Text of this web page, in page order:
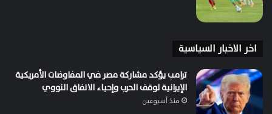
اخر الاخبار السياسية
ترامب يؤكد مشاركة مصر في المفاوضات الأمريكية
الإيرانية لوقف الحرب وإحياء الاتفاق النووي
منذ أسبوعين